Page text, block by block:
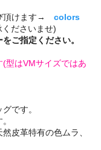
頂けます→ colors
ださいませ)
ご指定ください。
型はVMサイズではあ
です。
皮革特有の色ムラ、